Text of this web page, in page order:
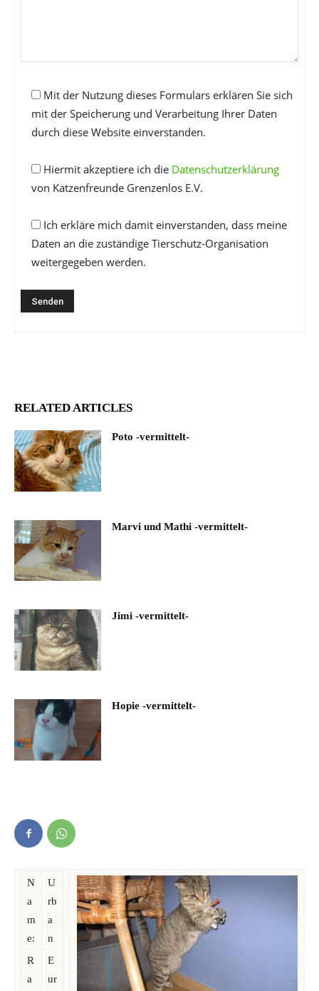
Mit der Nutzung dieses Formulars erklären Sie sich
mit der Speicherung und Verarbeitung Ihrer Daten
durch diese Website einverstanden.
Hiermit akzeptiere ich die Datenschutzerklärung
von Katzenfreunde Grenzenlos E.V.
Ich erkläre mich damit einverstanden, dass meine
Daten an die zuständige Tierschutz-Organisation
weitergegeben werden.
RELATED ARTICLES
Poto -vermittelt-
Marvi und Mathi -vermittelt-
Jimi -vermittelt-
Hopie -vermittelt-